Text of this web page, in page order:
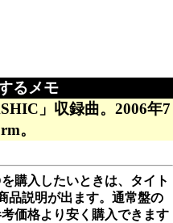
るメモ
」収録曲。2006年7
。
購入したいときは、タイト
品説明が出ます。通常盤の
価格より安く購入できます